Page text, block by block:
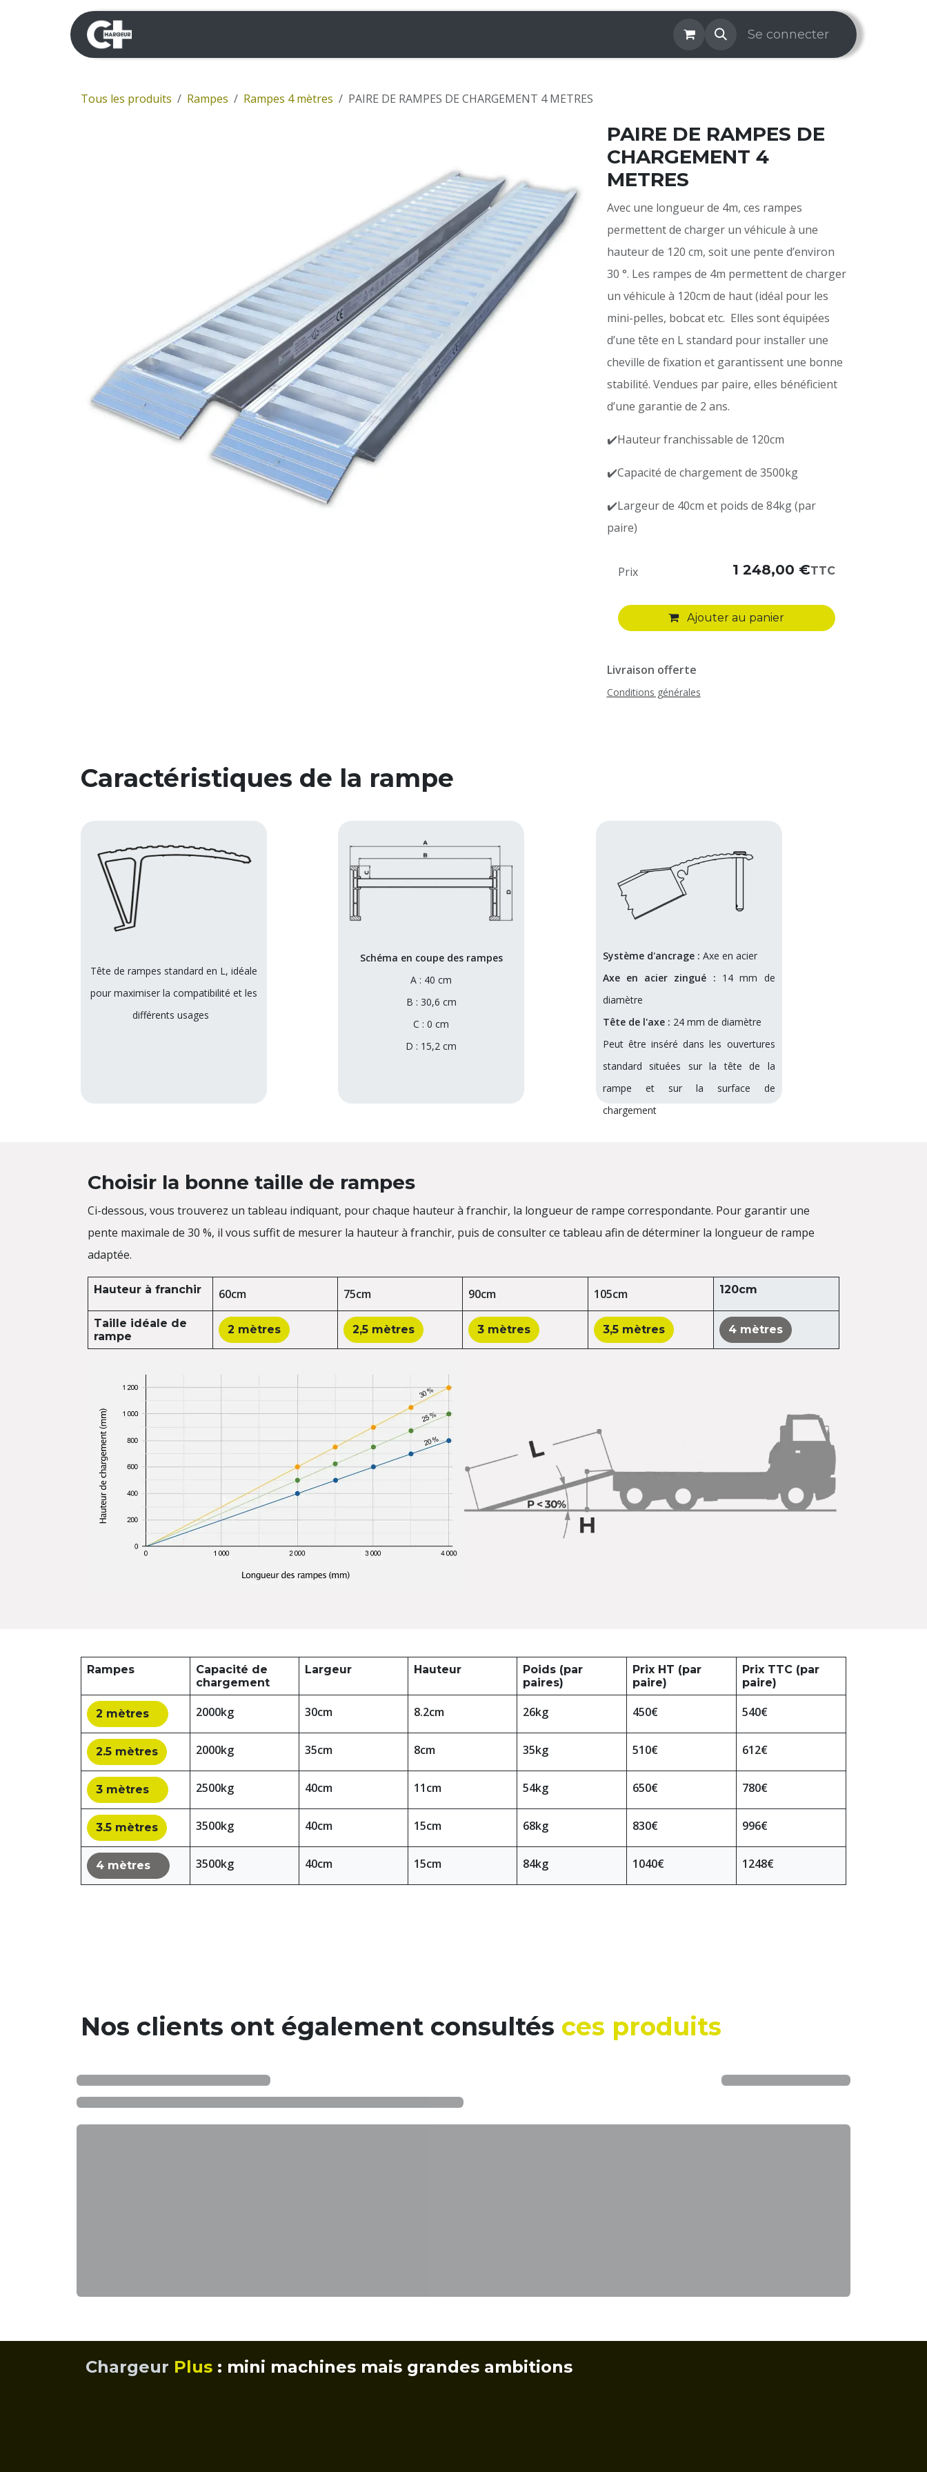
Se rendre au contenu
Infos & Services Galerie Aide Prise de rendez-
Se connecter
Tous les produits Rampes Rampes 4 mètres PAIRE DE RAMPES DE CHARGEMENT 4 METRES
PAIRE DE RAMPES DE
CHARGEMENT 4
METRES
Avec une longueur de 4m, ces rampes
permettent de charger un véhicule à une
hauteur de 120 cm, soit une pente d’environ
30 °. Les rampes de 4m permettent de charger
un véhicule à 120cm de haut (idéal pour les
mini-pelles, bobcat etc. Elles sont équipées
d’une tête en L standard pour installer une
cheville de fixation et garantissent une bonne
stabilité. Vendues par paire, elles bénéficient
d’une garantie de 2 ans.
✔️Hauteur franchissable de 120cm
✔️Capacité de chargement de 3500kg
✔️Largeur de 40cm et poids de 84kg (par
paire)
Ajouter au panier
Prix 1 248,00 €TTC
Livraison offerte
Conditions générales
Caractéristiques de la rampe
Schéma en coupe des rampes
A : 40 cm
B : 30,6 cm
C : 0 cm
D : 15,2 cm
Système d'ancrage : Axe en acier
Axe en acier zingué : 14 mm de
diamètre
Tête de l'axe : 24 mm de diamètre
Peut être inséré dans les ouvertures
standard situées sur la tête de la
rampe et sur la surface de
chargement
Tête de rampes standard en L, idéale
pour maximiser la compatibilité et les
différents usages
Choisir la bonne taille de rampes
Ci-dessous, vous trouverez un tableau indiquant, pour chaque hauteur à franchir, la longueur de rampe correspondante. Pour garantir une
pente maximale de 30 %, il vous suffit de mesurer la hauteur à franchir, puis de consulter ce tableau afin de déterminer la longueur de rampe
adaptée.
Hauteur à franchir 60cm 75cm 90cm 105cm 120cm
Taille idéale de
rampe
2 mètres 2,5 mètres 3 mètres 3,5 mètres 4 mètres
Rampes
Capacité de
chargement
Largeur Hauteur
Poids (par
paires)
Prix HT (par
paire)
Prix TTC (par
paire)
2 mètres 2000kg 30cm 8.2cm 26kg 450€ 540€
2.5 mètres 2000kg 35cm 8cm 35kg 510€ 612€
3 mètres 2500kg 40cm 11cm 54kg 650€ 780€
3.5 mètres 3500kg 40cm 15cm 68kg 830€ 996€
4 mètres 3500kg 40cm 15cm 84kg 1040€ 1248€
Nos clients ont également consultés ces produits
Chargeur Plus : mini machines mais grandes ambitions